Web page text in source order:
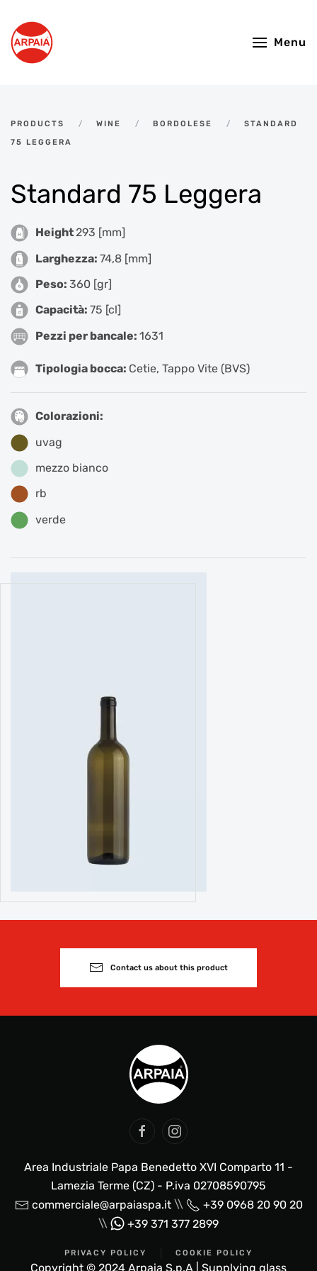
Skip to main content
Menu
PRODUCTS WINE BORDOLESE
STANDARD
75 LEGGERA
Standard 75 Leggera
Height293 [mm]
Larghezza: 74,8 [mm]
Peso: 360 [gr]
Capacità: 75 [cl]
Pezzi per bancale: 1631
Tipologia bocca: Cetie, Tappo Vite (BVS)
Colorazioni:
uvag
mezzo bianco
rb
verde
Contact us about this product
Area Industriale Papa Benedetto XVI Comparto 11 -
Lamezia Terme (CZ) - P.iva 02708590795
commerciale@arpaiaspa.it\\
+39 0968 20 90 20
\\
+39 371 377 2899
PRIVACY POLICY COOKIE POLICY
Copyright © 2024 Arpaia S.p.A | Supplying glass